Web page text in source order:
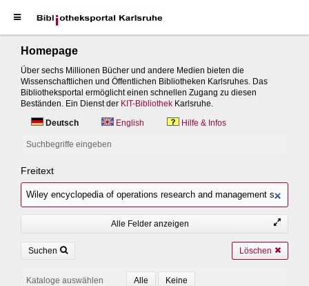
Homepage
Über sechs Millionen Bücher und andere Medien bieten die
Wissenschaftlichen und Öffentlichen Bibliotheken Karlsruhes. Das
Bibliotheksportal ermöglicht einen schnellen Zugang zu diesen
Beständen. Ein Dienst der KIT-Bibliothek Karlsruhe.
Deutsch
English Hilfe & Infos
Suchbegriffe eingeben
Freitext
Alle Felder anzeigen
Suchen Löschen
Kataloge auswählen